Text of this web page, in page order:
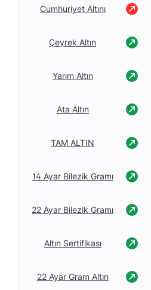
Cumhuriyet Altını
Çeyrek Altın
Yarım Altın
Ata Altın
TAM ALTIN
14 Ayar Bilezik Gramı
22 Ayar Bilezik Gramı
Altın Sertifikası
22 Ayar Gram Altın